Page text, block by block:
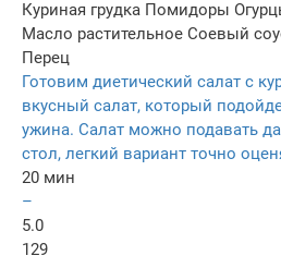
Куриная грудка Помидоры
Масло растительное Соевый
Перец
Готовим диетический салат с
вкусный салат, который
ужина. Салат можно подавать
стол, легкий вариант точно
20 мин
–
5.0
129